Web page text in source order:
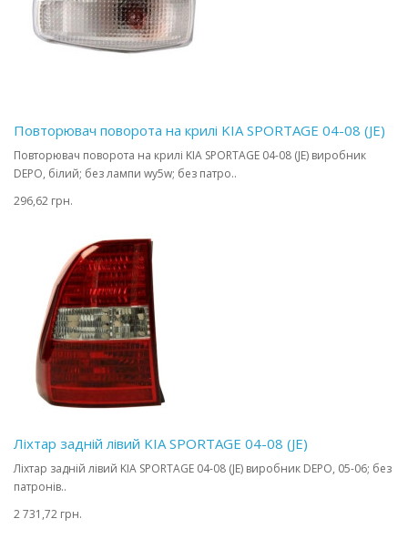
Повторювач поворота на крилі KIA SPORTAGE 04-08 (JE)
Повторювач поворота на крилі KIA SPORTAGE 04-08 (JE) виробник
DEPO, білий; без лампи wy5w; без патро..
296,62 грн.
Ліхтар задній лівий KIA SPORTAGE 04-08 (JE)
Ліхтар задній лівий KIA SPORTAGE 04-08 (JE) виробник DEPO, 05-06; без
патронів..
2 731,72 грн.